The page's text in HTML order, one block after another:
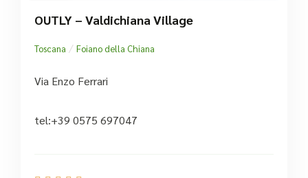
OUTLY – Valdichiana Village
Toscana / Foiano della Chiana
Via Enzo Ferrari
tel:+39 0575 697047